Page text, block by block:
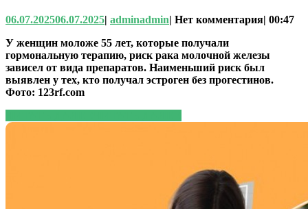
06.07.202506.07.2025| adminadmin| Нет комментария| 00:47
У женщин моложе 55 лет, которые получали
гормональную терапию, риск рака молочной железы
зависел от вида препаратов. Наименьший риск был
выявлен у тех, кто получал эстроген без прогестинов.
Фото: 123rf.com